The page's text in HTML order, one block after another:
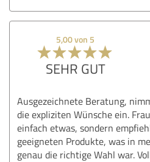
5,00 von 5
SEHR GUT
Ausgezeichnete Beratung,
die expliziten Wünsche ein.
einfach etwas, sondern
geeigneten Produkte, was in
genau die richtige Wahl war.